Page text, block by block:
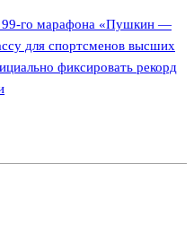
99-го марафона «Пушкин —
для спортсменов высших
фиксировать рекорд